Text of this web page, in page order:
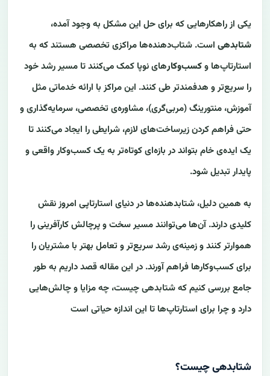
یکی از راهکارهایی که برای حل این مشکل به وجود آمده،
شتابدهی است. شتاب‌دهنده‌ها مراکزی تخصصی هستند که به
استارتاپ‌ها وکسب‌وکارهای نوپا کمک می‌کنند تا مسیر رشد خود
را سریع‌تر و هدفمندتر طی کنند. این مراکز با ارائه خدماتی مثل
آموزش، منتورینگ (مربی‌گری)، مشاوره‌ی تخصصی، سرمایه‌گذاری و
حتی فراهم کردن زیرساخت‌های لازم، شرایطی را ایجاد می‌کنند تا
یک ایده‌ی خام بتواند در بازه‌ای کوتاه‌تر به یک کسب‌وکار واقعی و
پایدار تبدیل شود.
به همین دلیل، شتابدهنده‌ها در دنیای استارتاپی امروز نقش
کلیدی دارند. آن‌ها می‌توانند مسیر سخت و پرچالش کارآفرینی را
هموارتر کنند و زمینه‌ی رشد سریع‌تر و تعامل بهتر با مشتریان را
برای کسب‌وکارها فراهم آورند. در این مقاله قصد داریم به طور
جامع بررسی کنیم که شتابدهی چیست، چه مزایا و چالش‌هایی
دارد و چرا برای استارتاپ‌ها تا این اندازه حیاتی است
شتابدهی چیست؟